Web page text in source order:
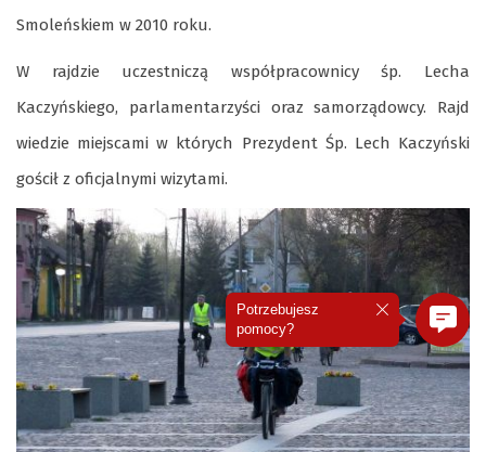
Smoleńskiem w 2010 roku.
W rajdzie uczestniczą współpracownicy śp. Lecha
Kaczyńskiego, parlamentarzyści oraz samorządowcy. Rajd
wiedzie miejscami w których Prezydent Śp. Lech Kaczyński
gościł z oficjalnymi wizytami.
Potrzebujesz
pomocy?